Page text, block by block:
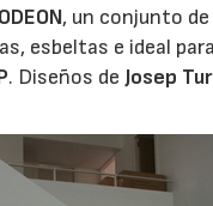
ODEON, un conjunto
esbeltas e ideal
. Diseños deJosep